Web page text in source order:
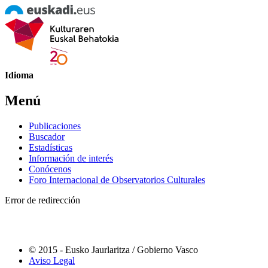
Idioma
Menú
Publicaciones
Buscador
Estadísticas
Información de interés
Conócenos
Foro Internacional de Observatorios Culturales
Error de redirección
© 2015 - Eusko Jaurlaritza / Gobierno Vasco
Aviso Legal